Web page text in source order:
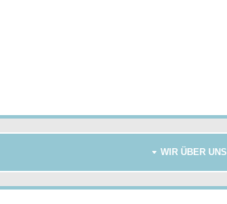
WIR ÜBER UNS